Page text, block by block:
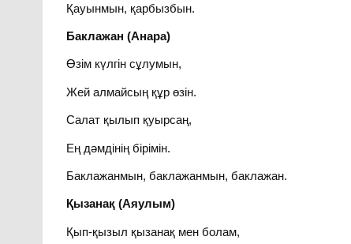
Қауынмын, қарбызбын.
Баклажан (Анара)
Өзім күлгін сұлумын,
Жей алмайсың құр өзін.
Салат қылып қуырсаң,
Ең дәмдінің бірімін.
Баклажанмын, баклажанмын, баклажан.
Қызанақ (Аяулым)
Қып-қызыл қызанақ мен болам,